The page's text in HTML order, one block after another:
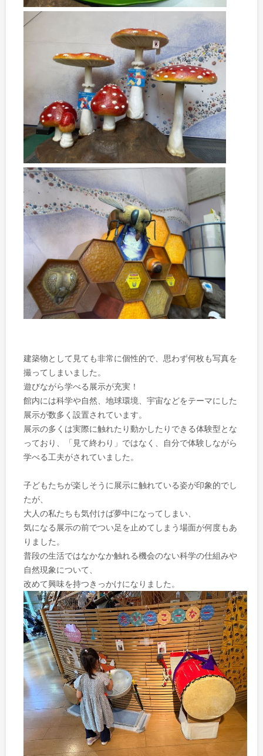
建築物として見ても非常に個性的で、思わず何枚も写真を
撮ってしまいました。
遊びながら学べる展示が充実！
館内には科学や自然、地球環境、宇宙などをテーマにした
展示が数多く設置されています。
展示の多くは実際に触れたり動かしたりできる体験型とな
っており、「見て終わり」ではなく、自分で体験しながら
学べる工夫がされていました。
子どもたちが楽しそうに展示に触れている姿が印象的でし
たが、
大人の私たちも気付けば夢中になってしまい、
気になる展示の前でつい足を止めてしまう場面が何度もあ
りました。
普段の生活ではなかなか触れる機会のない科学の仕組みや
自然現象について、
改めて興味を持つきっかけになりました。